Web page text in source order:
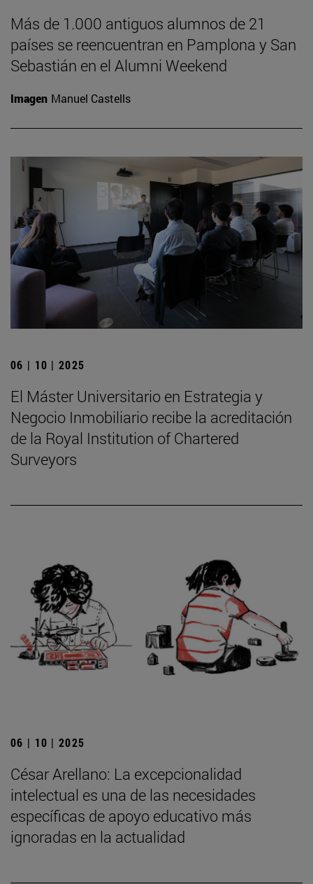
Más de 1.000 antiguos alumnos de 21
países se reencuentran en Pamplona y San
Sebastián en el Alumni Weekend
Imagen Manuel Castells
06 | 10 | 2025
El Máster Universitario en Estrategia y
Negocio Inmobiliario recibe la acreditación
de la Royal Institution of Chartered
Surveyors
06 | 10 | 2025
César Arellano: La excepcionalidad
intelectual es una de las necesidades
específicas de apoyo educativo más
ignoradas en la actualidad